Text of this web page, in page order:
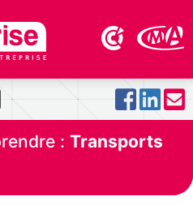
: Transports